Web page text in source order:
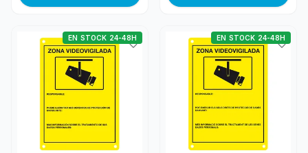
EN STOCK 24-48H EN STOCK 24-48H